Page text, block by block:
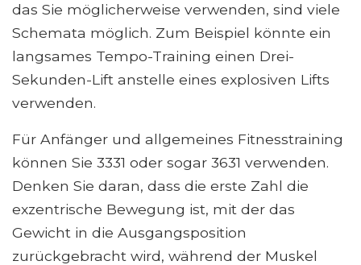
das Sie möglicherweise verwenden, sind viele
Schemata möglich. Zum Beispiel könnte ein
langsames Tempo-Training einen Drei-
Sekunden-Lift anstelle eines explosiven Lifts
verwenden.
Für Anfänger und allgemeines Fitnesstraining
können Sie 3331 oder sogar 3631 verwenden.
Denken Sie daran, dass die erste Zahl die
exzentrische Bewegung ist, mit der das
Gewicht in die Ausgangsposition
zurückgebracht wird, während der Muskel